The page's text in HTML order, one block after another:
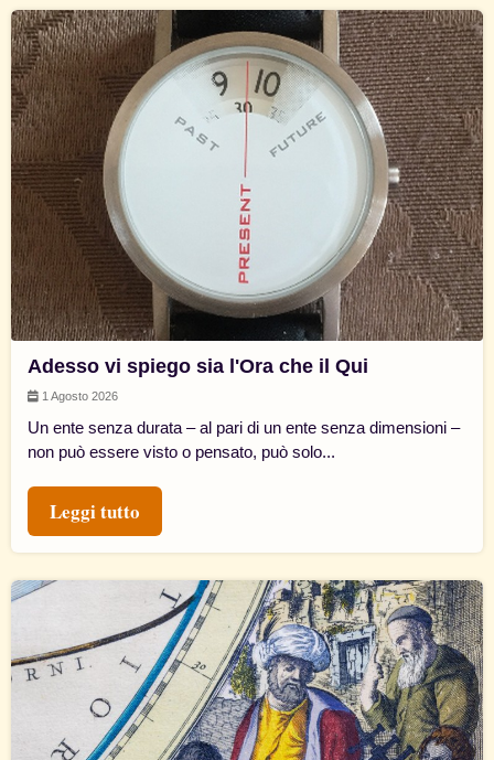
Adesso vi spiego sia l'Ora che il Qui
1 Agosto 2026
Un ente senza durata – al pari di un ente senza dimensioni –
non può essere visto o pensato, può solo...
Leggi tutto